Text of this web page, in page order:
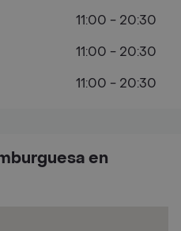
en
11:00 - 20:30
11:00 - 20:30
11:00 - 20:30